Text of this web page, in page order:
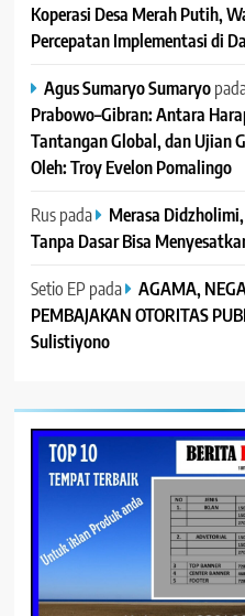
Koperasi Desa Merah Putih,
Percepatan Implementasi di
Agus Sumaryo Sumaryo
Prabowo–Gibran: Antara
Tantangan Global, dan Ujian
Oleh: Troy Evelon Pomalingo
Ruspada
Merasa
Tanpa Dasar Bisa
Setio EP pada AGAMA,
PEMBAJAKAN OTORITAS
Sulistiyono